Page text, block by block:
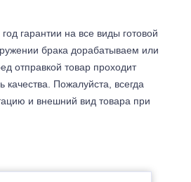
гарантии на все виды готовой
брака дорабатываем или
отправкой товар проходит
качества. Пожалуйста, всегда
и внешний вид товара при